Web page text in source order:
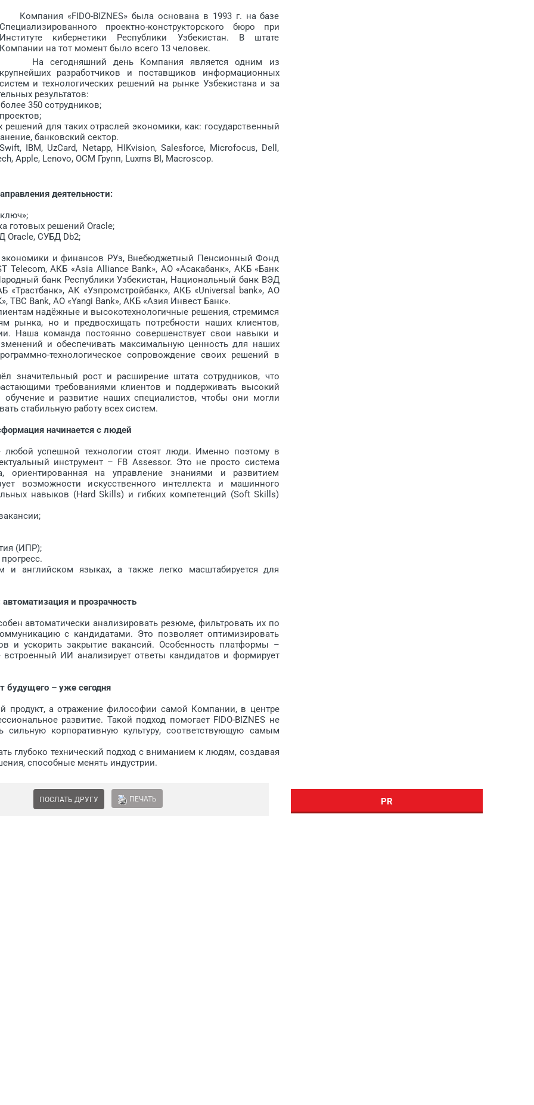
Компания «FIDO-BIZNES» была основана в 1993 г. на базе
Специализированного проектно-конструкторского бюро при
Институте кибернетики Республики Узбекистан. В штате
Компании на тот момент было всего 13 человек.
На сегодняшний день Компания является одним из
крупнейших разработчиков и поставщиков информационных
систем и технологических решений на рынке Узбекистана и за
результатов:
350 сотрудников;
для таких отраслей экономики, как: государственный
банковский сектор.
IBM, UzCard, Netapp, HIKvision, Salesforce, Microfocus, Dell,
Apple, Lenovo, ОСМ Групп, Luxms BI, Macroscop.
деятельности:
готовых решений Oracle;
Oracle, СУБД Db2;
и финансов РУз, Внебюджетный Пенсионный Фонд
Telecom, АКБ «Asia Alliance Bank», АО «Асакабанк», АКБ «Банк
банк Республики Узбекистан, Национальный банк ВЭД
АК «Узпромстройбанк», АКБ «Universal bank», АО
TBC Bank, АО «Yangi Bank», АКБ «Азия Инвест Банк».
надёжные и высокотехнологичные решения, стремимся
рынка, но и предвосхищать потребности наших клиентов,
Наша команда постоянно совершенствует свои навыки и
и обеспечивать максимальную ценность для наших
технологическое сопровождение своих решений в
рост и расширение штата сотрудников, что
требованиями клиентов и поддерживать высокий
и развитие наших специалистов, чтобы они могли
стабильную работу всех систем.
начинается с людей
успешной технологии стоят люди. Именно поэтому в
инструмент – FB Assessor. Это не просто система
ориентированная на управление знаниями и развитием
возможности искусственного интеллекта и машинного
навыков (Hard Skills) и гибких компетенций (Soft Skills)
(ИПР);
языках, а также легко масштабируется для
и прозрачность
автоматически анализировать резюме, фильтровать их по
с кандидатами. Это позволяет оптимизировать
и ускорить закрытие вакансий. Особенность платформы –
ИИ анализирует ответы кандидатов и формирует
будущего – уже сегодня
а отражение философии самой Компании, в центре
развитие. Такой подход помогает FIDO-BIZNES не
корпоративную культуру, соответствующую самым
глубоко технический подход с вниманием к людям, создавая
способные менять индустрии.
ПОСЛАТЬ ДРУГУ ПЕЧАТЬ PR